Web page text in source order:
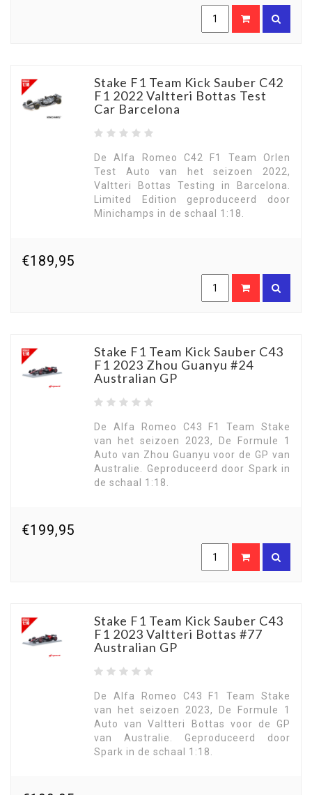
Stake F1 Team Kick Sauber C42
F1 2022 Valtteri Bottas Test
Car Barcelona
De Alfa Romeo C42 F1 Team Orlen
Test Auto van het seizoen 2022,
Valtteri Bottas Testing in Barcelona.
Limited Edition geproduceerd door
Minichamps in de schaal 1:18.
€189,95
Stake F1 Team Kick Sauber C43
F1 2023 Zhou Guanyu #24
Australian GP
De Alfa Romeo C43 F1 Team Stake
van het seizoen 2023, De Formule 1
Auto van Zhou Guanyu voor de GP van
Australie. Geproduceerd door Spark in
de schaal 1:18.
€199,95
Stake F1 Team Kick Sauber C43
F1 2023 Valtteri Bottas #77
Australian GP
De Alfa Romeo C43 F1 Team Stake
van het seizoen 2023, De Formule 1
Auto van Valtteri Bottas voor de GP
van Australie. Geproduceerd door
Spark in de schaal 1:18.